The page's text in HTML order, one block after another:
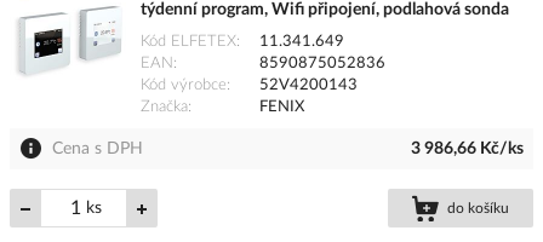
týdenní program, Wifi připojení, podlahová sonda
Kód ELFETEX
11.341.649
EAN
8590875052836
Kód výrobce
52V4200143
Značka
FENIX
Cena s DPH 3 986,66 Kč/ks
ks do košíku